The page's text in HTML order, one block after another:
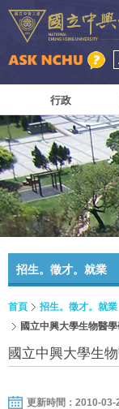
行政
招生。徵才。就業
首頁
招生。徵才。就業
國立中興大學生物醫
國立中興大學生
更新時間：2010-